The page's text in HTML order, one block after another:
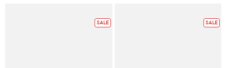
SALE SALE